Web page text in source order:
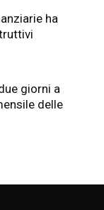
ha
giorni a
delle